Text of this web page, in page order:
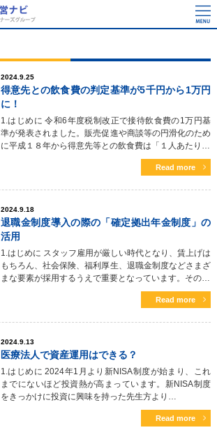
2024.9.25
得意先との飲食費の判定基準が5千円から1万円
に！
1.はじめに 令和6年度税制改正で接待飲食費の1万円基
準が発表されました。販売促進や商談等の円滑化のため
に平成１８年から得意先等との飲食費は「１人あたり…
Read more
2024.9.18
退職金制度導入の際の「確定拠出年金制度」の
活用
1.はじめに スタッフ雇用が厳しい時代となり、賃上げは
もちろん、社会保険、福利厚生、退職金制度などさまざ
まな要素が採用するうえで重要となっています。その…
Read more
2024.9.13
医療法人で資産運用はできる？
1.はじめに 2024年1月より新NISA制度が始まり、これ
までにないほど投資熱が高まっています。新NISA制度
をきっかけに投資に興味を持った先生方より…
Read more